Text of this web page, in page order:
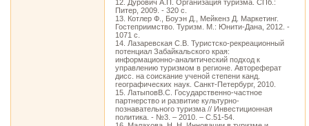
12. Дурович А.П. Организация туризма. СПб.:
Питер, 2009. - 320 с.
13. Котлер Ф., Боуэн Д., Мейкенз Д. Маркетинг.
Гостеприимство. Туризм. М.: Юнити-Дана, 2012. -
1071 с.
14. Лазаревская С.В. Туристско-рекреационный
потенциал Забайкальского края:
информационно-аналитический подход к
управлению туризмом в регионе. Автореферат
дисс. на соискание ученой степени канд.
географических наук. Санкт-Петербург, 2010.
15. ЛатыповВ.С. Государственно-частное
партнерство и развитие культурно-
познавательного туризма // Инвестиционная
политика. - №3. – 2010. – С.51-54.